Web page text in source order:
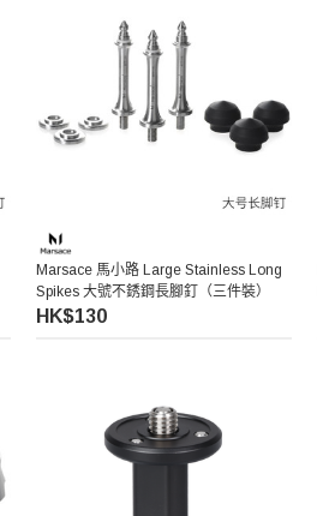
Marsace 馬小路 Large Stainless Long
Spikes 大號不銹鋼長腳釘（三件裝）
HK$130